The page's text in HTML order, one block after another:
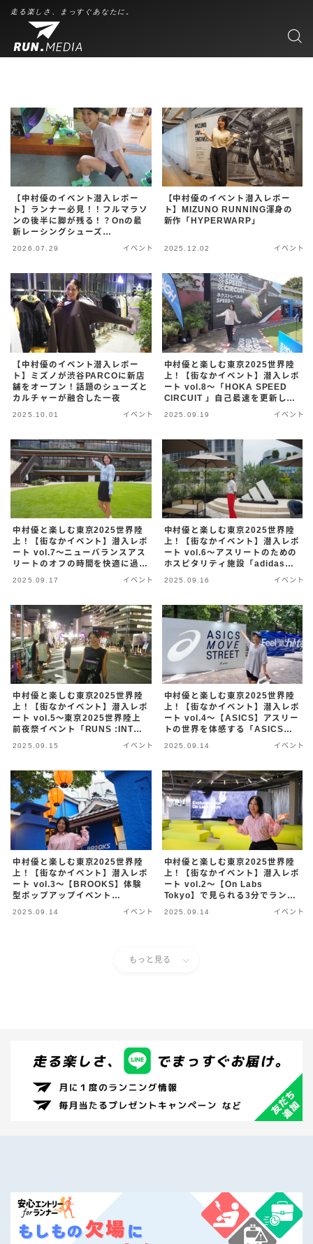
走る楽しさ、まっすぐあなたに。
【中村優のイベント潜入レポー
ト】ランナー必見！！フルマラソ
ンの後半に脚が残る！？Onの最
新レーシングシューズ
2026.07.29 イベント
【中村優のイベント潜入レポー
ト】MIZUNO RUNNING渾身の
新作「HYPERWARP」
2025.12.02 イベント
【中村優のイベント潜入レポー
ト】ミズノが渋谷PARCOに新店
舗をオープン！話題のシューズと
カルチャーが融合した一夜
2025.10.01 イベント
中村優と楽しむ東京2025世界陸
上！【街なかイベント】潜入レポ
ート vol.8〜「HOKA SPEED
CIRCUIT 」自己最速を更新した
2025.09.19 イベント
中村優と楽しむ東京2025世界陸
上！【街なかイベント】潜入レポ
ート vol.7〜ニューバランスアス
リートのオフの時間を快適に過ご
2025.09.17 イベント
中村優と楽しむ東京2025世界陸
上！【街なかイベント】潜入レポ
ート vol.6〜アスリートのための
ホスピタリティ施設「adidas
2025.09.16 イベント
中村優と楽しむ東京2025世界陸
上！【街なかイベント】潜入レポ
ート vol.5〜東京2025世界陸上
前夜祭イベント「RUNS :INTO
2025.09.15 イベント
中村優と楽しむ東京2025世界陸
上！【街なかイベント】潜入レポ
ート vol.4〜【ASICS】アスリー
トの世界を体感する「ASICS
2025.09.14 イベント
中村優と楽しむ東京2025世界陸
上！【街なかイベント】潜入レポ
ート vol.3〜【BROOKS】体験
型ポップアップイベント
2025.09.14 イベント
中村優と楽しむ東京2025世界陸
上！【街なかイベント】潜入レポ
ート vol.2〜【On Labs
Tokyo】で見られる3分でランニ
2025.09.14 イベント
もっと見る